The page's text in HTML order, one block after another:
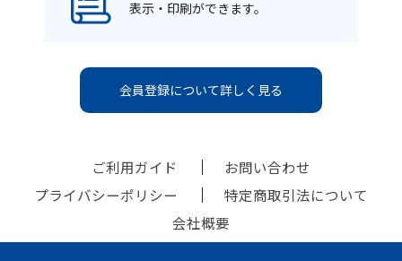
表示・印刷ができます。
会員登録について詳しく見る
ご利用ガイド
お問い合わせ
プライバシーポリシー
特定商取引法について
会社概要